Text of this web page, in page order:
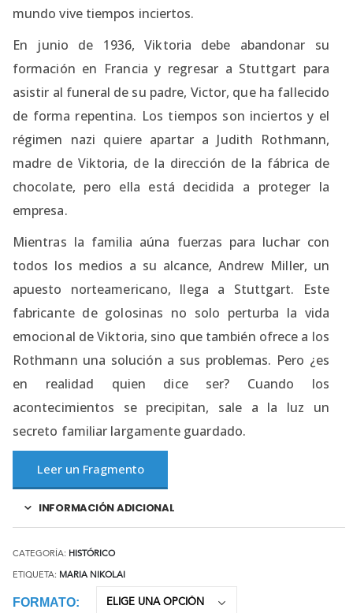
mundo vive tiempos inciertos.
En junio de 1936, Viktoria debe abandonar su
formación en Francia y regresar a Stuttgart para
asistir al funeral de su padre, Victor, que ha fallecido
de forma repentina. Los tiempos son inciertos y el
régimen nazi quiere apartar a Judith Rothmann,
madre de Viktoria, de la dirección de la fábrica de
chocolate, pero ella está decidida a proteger la
empresa.
Mientras la familia aúna fuerzas para luchar con
todos los medios a su alcance, Andrew Miller, un
apuesto norteamericano, llega a Stuttgart. Este
fabricante de golosinas no solo perturba la vida
emocional de Viktoria, sino que también ofrece a los
Rothmann una solución a sus problemas. Pero ¿es
en realidad quien dice ser? Cuando los
acontecimientos se precipitan, sale a la luz un
secreto familiar largamente guardado.
Leer un Fragmento
INFORMACIÓN ADICIONAL
CATEGORÍA: HISTÓRICO
ETIQUETA: MARIA NIKOLAI
FORMATO